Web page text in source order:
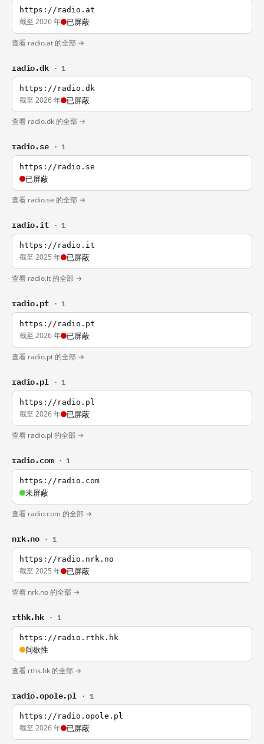
https://radio.at
截至 2026 年 已屏蔽
查看 radio.at 的全部 →
radio.dk · 1
https://radio.dk
截至 2026 年 已屏蔽
查看 radio.dk 的全部 →
radio.se · 1
https://radio.se
已屏蔽
查看 radio.se 的全部 →
radio.it · 1
https://radio.it
截至 2025 年 已屏蔽
查看 radio.it 的全部 →
radio.pt · 1
https://radio.pt
截至 2026 年 已屏蔽
查看 radio.pt 的全部 →
radio.pl · 1
https://radio.pl
截至 2026 年 已屏蔽
查看 radio.pl 的全部 →
radio.com · 1
https://radio.com
未屏蔽
查看 radio.com 的全部 →
nrk.no · 1
https://radio.nrk.no
截至 2025 年 已屏蔽
查看 nrk.no 的全部 →
rthk.hk · 1
https://radio.rthk.hk
间歇性
查看 rthk.hk 的全部 →
radio.opole.pl · 1
https://radio.opole.pl
截至 2026 年 已屏蔽